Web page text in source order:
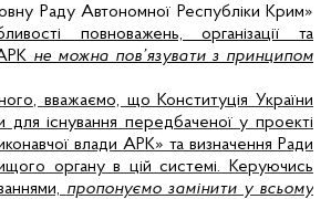
Раду Автономної Республіки Крим»
повноважень, організації та
не можна пов’язувати з принципом
вважаємо, що Конституція України
для існування передбаченої у проекті
влади АРК» та визначення Ради
органу в цій системі. Керуючись
пропонуємо замінити у всьому